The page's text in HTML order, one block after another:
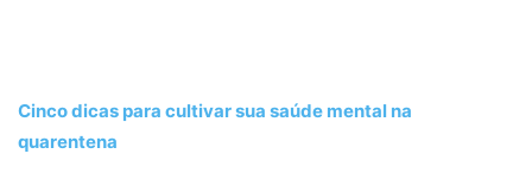
Cinco dicas para cultivar sua saúde mental na
quarentena